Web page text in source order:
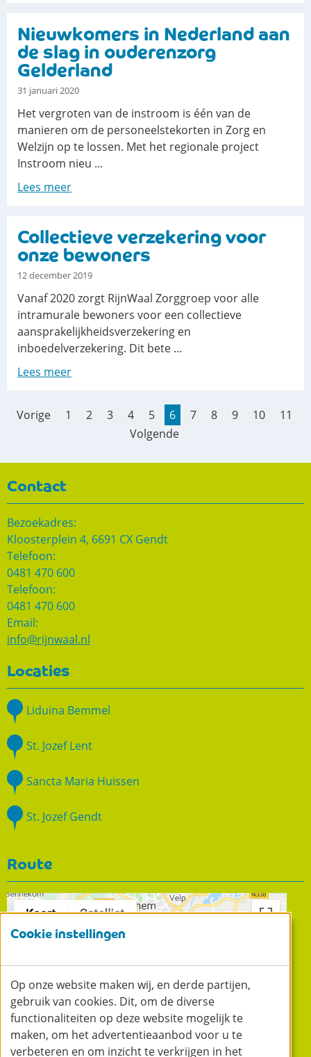
​Nieuwkomers in Nederland aan
de slag in ouderenzorg
Gelderland
31 januari 2020
Het vergroten van de instroom is één van de
manieren om de personeelstekorten in Zorg en
Welzijn op te lossen. Met het regionale project
Instroom nieu ...
Lees meer
Collectieve verzekering voor
onze bewoners
12 december 2019
Vanaf 2020 zorgt RijnWaal Zorggroep voor alle
intramurale bewoners voor een collectieve
aansprakelijkheidsverzekering en
inboedelverzekering. Dit bete ...
Lees meer
Vorige 1 2 3 4 5 6 7 8 9 10
11
Volgende
Contact
Bezoekadres:
Kloosterplein 4, 6691 CX Gendt
Telefoon:
0481 470 600
Telefoon:
0481 470 600
Email:
info@rijnwaal.nl
Locaties
Liduina Bemmel
St. Jozef Lent
Sancta Maria Huissen
St. Jozef Gendt
Route
Cookie instellingen
Op onze website maken wij, en derde partijen,
gebruik van cookies. Dit, om de diverse
functionaliteiten op deze website mogelijk te
maken, om het advertentieaanbod voor u te
verbeteren en om inzicht te verkrijgen in het